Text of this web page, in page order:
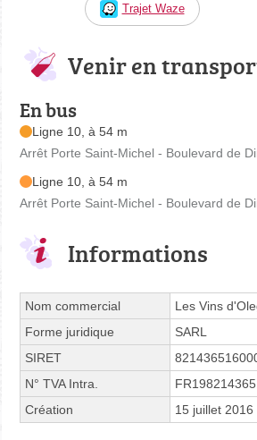
Trajet Waze
Venir en
En bus
Ligne 10, à 54 m
Arrêt Porte Saint-Michel - Boulevard de
Ligne 10, à 54 m
Arrêt Porte Saint-Michel - Boulevard de
Informations
Nom commercial
Les Vins
Forme juridique
SARL
SIRET
N° TVA Intra.
Création
15 juillet 2016